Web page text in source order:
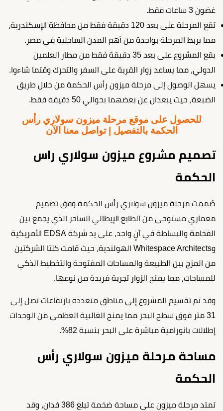
غضون 3 ساعات فقط.
تقع المرحلة على بعد 120 دقيقة فقط من محافظة الإسكندرية،
مما يربط المرحلة بواحدة من أهم المدن الساحلية في مصر.
يقع المشروع على بعد 35 دقيقة فقط من مطار العلمين
الدولي، مما يساعد زوار القرية على السفر والتحرك وقتما شاءوا.
يسهل الوصول إلى مرحلة ميزون رأس الحكمة من خلال طريق
الضبعة، حيث يبعدان عن بعضهما بحوالي 50 دقيقة فقط.
للحصول على موقع مرحلة ميزون سولاري رأس
الحكمة بالتفصيل | تواصل معنا الآن
تصميم مشروع ميزون سولاري راس
الحكمة
صُممت مرحلة ميزون سولاري رأس الحكمة وفق تصميم
معماري مستوحى من الطابع الإيطالي الساحر الذي يجمع بين
الفخامة والبساطة في آنٍ واحد، على يد شركة EDSA الأمريكية
وWhitespace Architects الهولندية، حيث قامت كلتا الشركتين
من المزج بين الطبيعة والمساحات المفتوحة والتخطيط الذكي
للمساحات، مما يمنح الزوار تجربة فريدة من نوعها.
وقد تم تقسيم المشروع إلى مناطق متعددة بارتفاعات تصل إلى
31 متر فوق سطح البحر مما يمنح الغالبية العظمى من الوحدات
إطلالات بانورامية مباشرة على البحر بنسبة 82%.
مساحة مرحلة ميزون سولاري رأس
الحكمة
تمتد مرحلة ميزون على مساحة ضخمة تبلغ 386 فدان، وقد